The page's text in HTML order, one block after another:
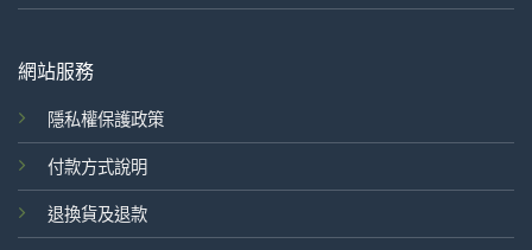
網站服務
隱私權保護政策
付款方式說明
退換貨及退款